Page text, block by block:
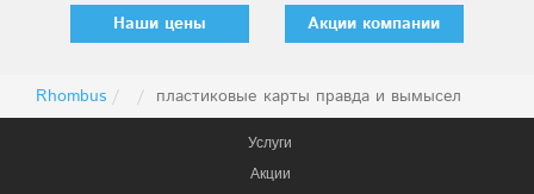
Наши цены Акции компании
Rhombus пластиковые карты правда и вымысел
Услуги
Акции